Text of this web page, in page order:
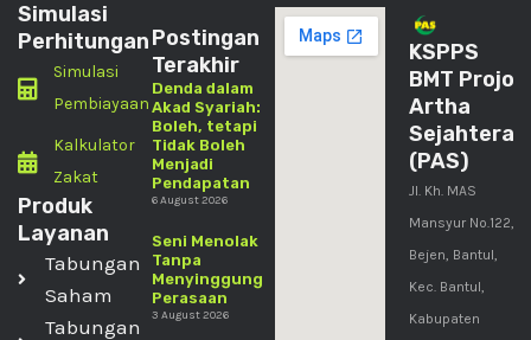
Simulasi
Perhitungan
Simulasi
Pembiayaan
Kalkulator
Zakat
Produk
Layanan
Tabungan
Saham
Tabungan
Postingan
Terakhir
Denda dalam
Akad Syariah:
Boleh, tetapi
Tidak Boleh
Menjadi
Pendapatan
6 August 2026
Seni Menolak
Tanpa
Menyinggung
Perasaan
3 August 2026
KSPPS
BMT Projo
Artha
Sejahtera
(PAS)
Jl. Kh. MAS
Mansyur No.122,
Bejen, Bantul,
Kec. Bantul,
Kabupaten